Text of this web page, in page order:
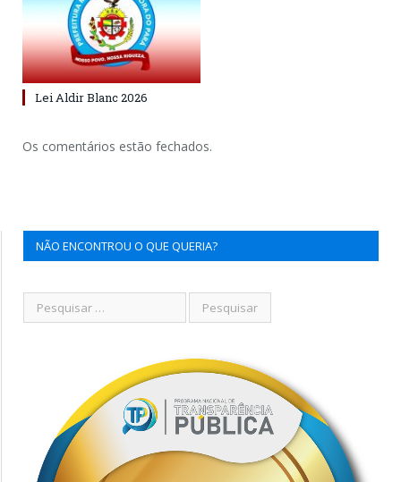
Lei Aldir Blanc 2026
Os comentários estão fechados.
NÃO ENCONTROU O QUE QUERIA?